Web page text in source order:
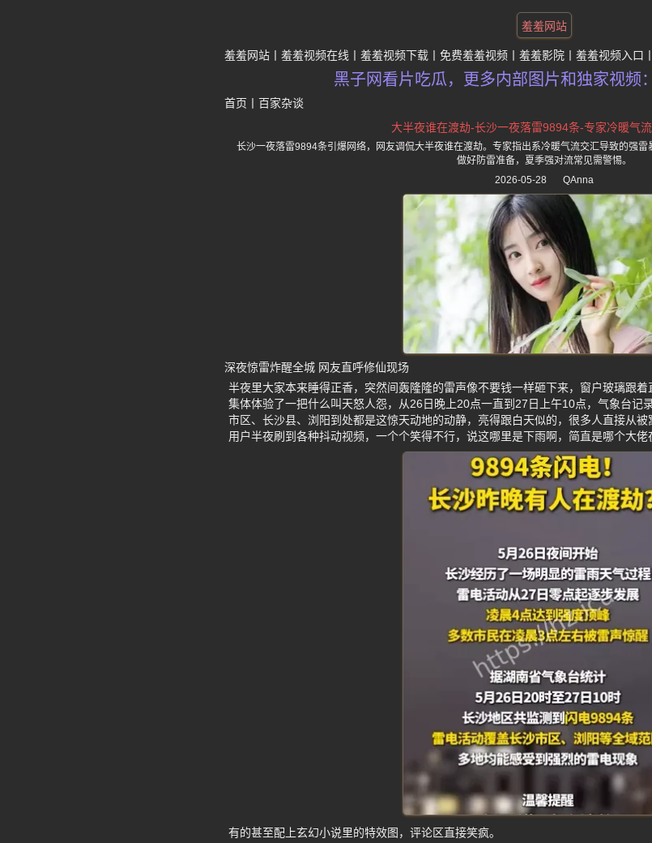
羞羞网站
羞羞网站 羞羞视频在线 羞羞视频下载 免费羞羞视频 羞羞影院 羞羞视频入口
黑子网看片吃瓜，更多内部图片和独家视频
首页 百家杂谈
大半夜谁在渡劫-长沙一夜落雷9894条-专家冷暖气
长沙一夜落雷9894条引爆网络，网友调侃大半夜谁在渡劫。专家指出系冷暖气流交汇导致的强雷
做好防雷准备，夏季强对流常见需警惕。
2026-05-28
QAnna
深夜惊雷炸醒全城 网友直呼修仙现场
半夜里大家本来睡得正香，突然间轰隆隆的雷声像不要钱一样砸下来，窗户玻璃跟
集体体验了一把什么叫天怒人怨，从26日晚上20点一直到27日上午10点，气象台记
市区、长沙县、浏阳到处都是这惊天动地的动静，亮得跟白天似的，很多人直接从
用户半夜刷到各种抖动视频，一个个笑得不行，说这哪里是下雨啊，简直是哪个大佬
有的甚至配上玄幻小说里的特效图，评论区直接笑疯。